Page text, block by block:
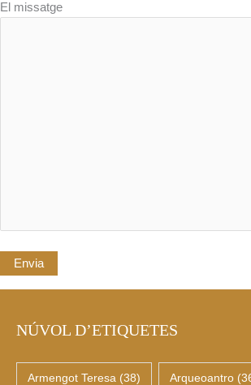
El missatge
NÚVOL D’ETIQUETES
Armengot Teresa (38) Arqueoantro